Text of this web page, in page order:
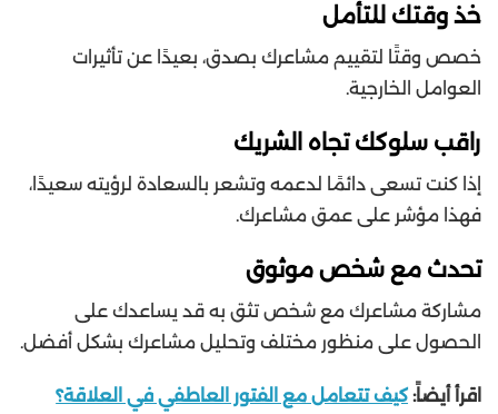
خذ وقتك للتأمل
خصص وقتًا لتقييم مشاعرك بصدق، بعيدًا عن تأثيرات
العوامل الخارجية.
راقب سلوكك تجاه الشريك
إذا كنت تسعى دائمًا لدعمه وتشعر بالسعادة لرؤيته سعيدًا،
فهذا مؤشر على عمق مشاعرك.
تحدث مع شخص موثوق
مشاركة مشاعرك مع شخص تثق به قد يساعدك على
الحصول على منظور مختلف وتحليل مشاعرك بشكل أفضل.
اقرأ أيضاً: كيف تتعامل مع الفتور العاطفي في العلاقة؟